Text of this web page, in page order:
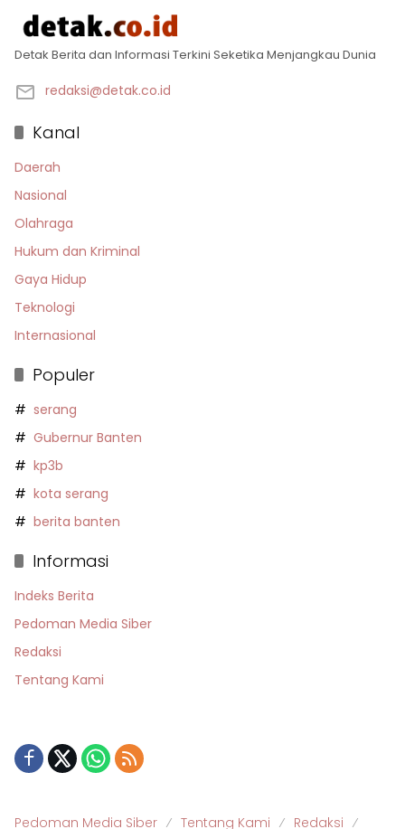
Detak Berita dan Informasi Terkini Seketika Menjangkau Dunia
redaksi@detak.co.id
Kanal
Daerah
Nasional
Olahraga
Hukum dan Kriminal
Gaya Hidup
Teknologi
Internasional
Populer
serang
Gubernur Banten
kp3b
kota serang
berita banten
Informasi
Indeks Berita
Pedoman Media Siber
Redaksi
Tentang Kami
Pedoman Media Siber Tentang Kami Redaksi